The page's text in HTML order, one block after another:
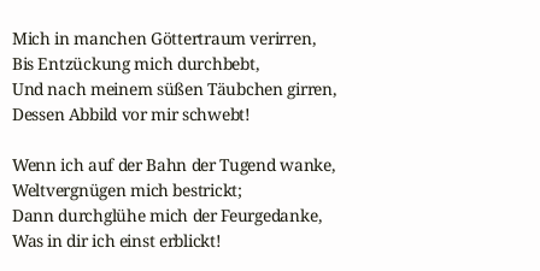
Mich in manchen Göttertraum verirren,
Bis Entzückung mich durchbebt,
Und nach meinem süßen Täubchen girren,
Dessen Abbild vor mir schwebt!
Wenn ich auf der Bahn der Tugend wanke,
Weltvergnügen mich bestrickt;
Dann durchglühe mich der Feurgedanke,
Was in dir ich einst erblickt!